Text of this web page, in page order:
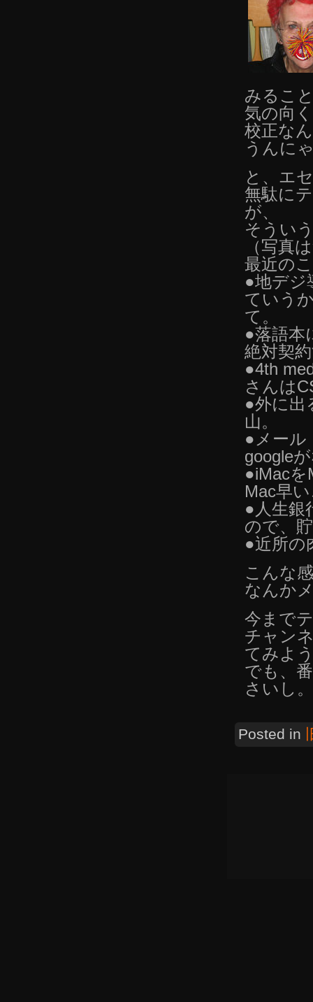
みるこ
気の向
校正な
うんに
と、エ
無駄に
が、
そうい
（写真
最近の
●地デジ
ていう
て。
●落語本
絶対契
●4th
さんは
●外に出
山。
●メール
google
●iMacを
Mac早
●人生銀
ので、
●近所の
こんな
なんか
今まで
チャン
てみよ
でも、
さいし。
Posted in